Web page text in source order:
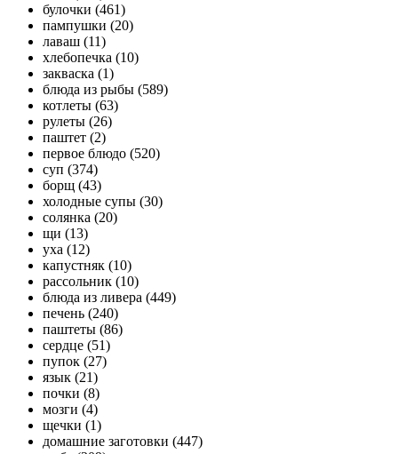
булочки (461)
пампушки (20)
лаваш (11)
хлебопечка (10)
закваска (1)
блюда из рыбы (589)
котлеты (63)
рулеты (26)
паштет (2)
первое блюдо (520)
суп (374)
борщ (43)
холодные супы (30)
солянка (20)
щи (13)
уха (12)
капустняк (10)
рассольник (10)
блюда из ливера (449)
печень (240)
паштеты (86)
сердце (51)
пупок (27)
язык (21)
почки (8)
мозги (4)
щечки (1)
домашние заготовки (447)